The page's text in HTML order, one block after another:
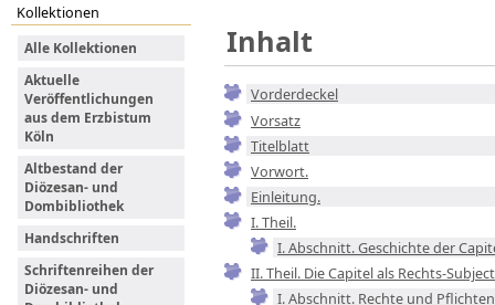
Kollektionen
Alle Kollektionen
Aktuelle
Veröffentlichungen
aus dem Erzbistum
Köln
Altbestand der
Diözesan- und
Dombibliothek
Handschriften
Schriftenreihen der
Diözesan- und
Inhalt
Vorderdeckel
Vorsatz
Titelblatt
Vorwort.
Einleitung.
I. Theil.
I. Abschnitt. Geschichte der
II. Theil. Die Capitel als Rechts-
I. Abschnitt. Rechte und